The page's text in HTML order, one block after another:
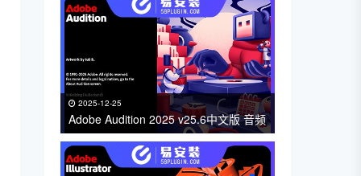
Win/Mac
2025-12-25
Adobe Audition 2025 v25.6中文版 音频
录制和编辑软件免费下载 支持Win/Mac